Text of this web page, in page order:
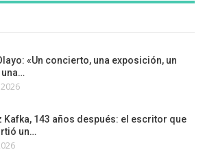
«Un concierto, una exposición, un
una…
2026
Kafka, 143 años después: el escritor que
un…